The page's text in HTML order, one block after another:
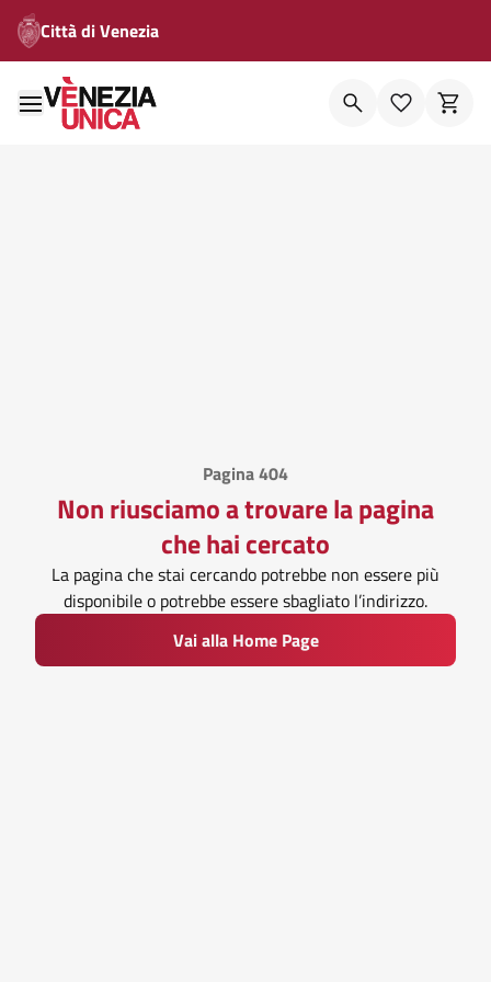
Città di Venezia
Pagina 404
Non riusciamo a trovare la pagina
che hai cercato
La pagina che stai cercando potrebbe non essere più
disponibile o potrebbe essere sbagliato l’indirizzo.
Vai alla Home Page